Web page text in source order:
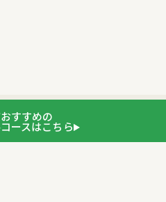
すすめの
ースはこちら